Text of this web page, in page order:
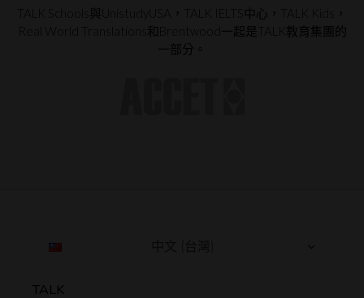
TALK Schools與UnistudyUSA，TALK IELTS中心，TALK Kids，
Real World Translations和Brentwood一起是TALK教育集團的
一部分。
TALK